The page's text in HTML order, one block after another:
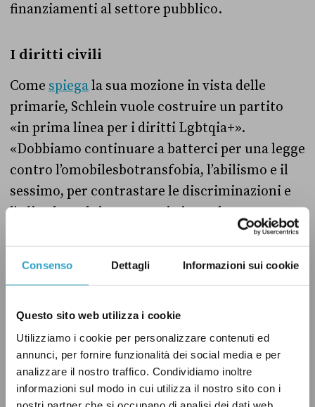
Consenso Dettagli Informazioni sui cookie
Questo sito web utilizza i cookie
Utilizziamo i cookie per personalizzare contenuti ed
annunci, per fornire funzionalità dei social media e per
analizzare il nostro traffico. Condividiamo inoltre
informazioni sul modo in cui utilizza il nostro sito con i
finanziamenti al settore pubblico.
I diritti civili
Come spiegala sua mozione in vista delle
primarie, Schlein vuole costruire un partito
«in prima linea per i diritti Lgbtqia+».
«Dobbiamo continuare a batterci per una legge
contro l’omobilesbotransfobia, l’abilismo e il
sessimo, per contrastare le discriminazioni e
l’odio che colpiscono ogni giorno le persone»,
Tra le altre cose Schlein è favorevole
ossia quello tra persone dello stesso sesso, e
alla semplificazione dei percorsi di transizione
per il cambio di sesso delle persone
transgender.